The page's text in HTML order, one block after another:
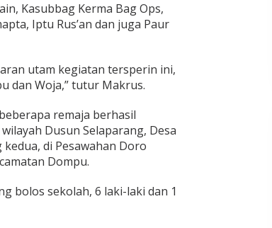
Kasubbag Kerma Bag Ops,
Iptu Rus’an dan juga Paur
utam kegiatan tersperin ini,
dan Woja,” tutur Makrus.
remaja berhasil
Dusun Selaparang, Desa
di Pesawahan Doro
Dompu.
bolos sekolah, 6 laki-laki dan 1